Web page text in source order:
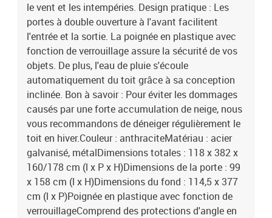
le vent et les intempéries. Design pratique : Les
portes à double ouverture à l'avant facilitent
l'entrée et la sortie. La poignée en plastique avec
fonction de verrouillage assure la sécurité de vos
objets. De plus, l'eau de pluie s'écoule
automatiquement du toit grâce à sa conception
inclinée. Bon à savoir : Pour éviter les dommages
causés par une forte accumulation de neige, nous
vous recommandons de déneiger régulièrement le
toit en hiver.Couleur : anthraciteMatériau : acier
galvanisé, métalDimensions totales : 118 x 382 x
160/178 cm (l x P x H)Dimensions de la porte : 99
x 158 cm (l x H)Dimensions du fond : 114,5 x 377
cm (l x P)Poignée en plastique avec fonction de
verrouillageComprend des protections d'angle en